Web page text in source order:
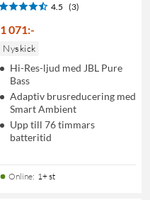
4.5 (3)
1 071:-
Nyskick
Hi-Res-ljud med JBL Pure
Bass
Adaptiv brusreducering med
Smart Ambient
Upp till 76 timmars
batteritid
Online: 1+ st